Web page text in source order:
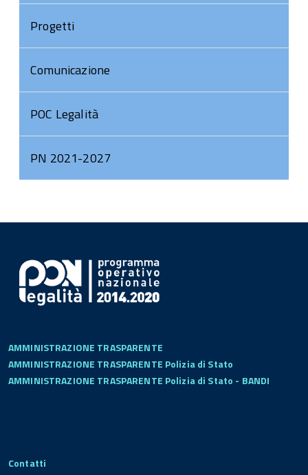
Progetti
Comunicazione
POC Legalità
PN 2021-2027
AMMINISTRAZIONE TRASPARENTE
AMMINISTRAZIONE TRASPARENTE Polizia di Stato
AMMINISTRAZIONE TRASPARENTE Polizia di Stato - BANDI
Contatti